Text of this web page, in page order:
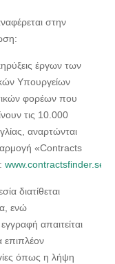
στην
έργων των
Υπουργείων
φορέων που
τις 10.000
αναρτώνται
«Contracts
διατίθεται
ενώ
απαιτείται
επιπλέον
όπως η λήψη